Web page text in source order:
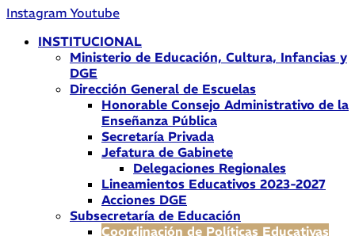
Instagram Youtube
INSTITUCIONAL
Ministerio de Educación, Cultura, Infancias y
DGE
Dirección General de Escuelas
Honorable Consejo Administrativo de la
Enseñanza Pública
Secretaría Privada
Jefatura de Gabinete
Delegaciones Regionales
Lineamientos Educativos 2023-2027
Acciones DGE
Subsecretaría de Educación
Coordinación de Políticas Educativas